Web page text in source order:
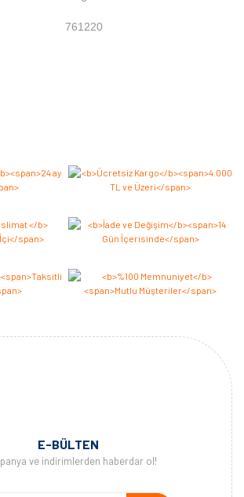
761220
E-BÜLTEN
ve indirimlerden haberdar ol!